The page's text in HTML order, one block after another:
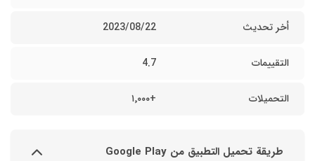
أخر تحديث 22‏/08‏/2023
التقييمات 4.7
التحميلات +١٬٠٠٠
طريقة تحميل التطبيق من Google Play